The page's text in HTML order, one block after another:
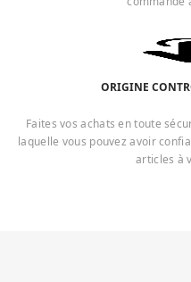
ORIGINE
Faites vos achats en toute
laquelle vous pouvez avoir
articles à